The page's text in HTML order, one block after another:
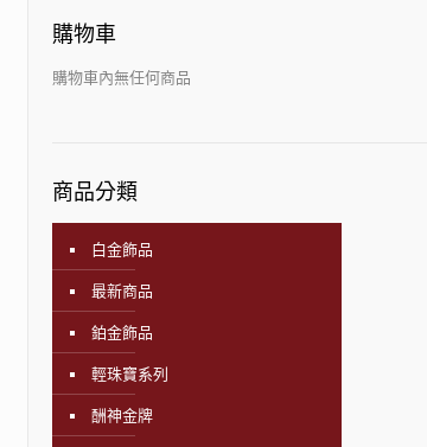
購物車
購物車內無任何商品
商品分類
白金飾品
最新商品
鉑金飾品
輕珠寶系列
酬神金牌